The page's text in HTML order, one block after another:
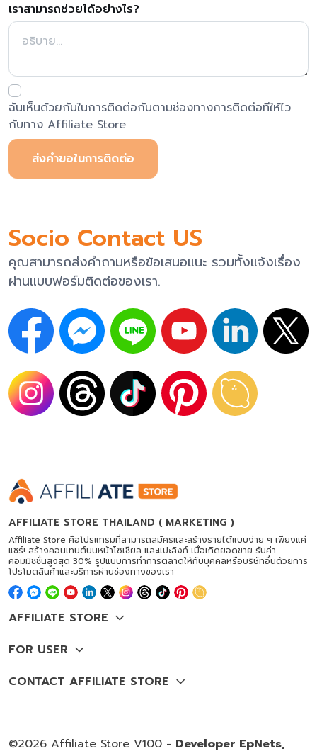
เราสามารถช่วยได้อย่างไร?
ฉันเห็นด้วยกับในการติดต่อกับตามช่องทางการติดต่อทีให้ไว
กับทาง Affiliate Store
ส่งคำขอในการติดต่อ
Socio Contact US
คุณสามารถส่งคำถามหรือข้อเสนอแนะ รวมทั้งแจ้งเรื่อง
ผ่านแบบฟอร์มติดต่อของเรา.
AFFILIATE STORE THAILAND ( MARKETING )
Affiliate Store คือโปรแกรมที่สามารถสมัครและสร้างรายได้แบบง่าย ๆ เพียงแค่
แชร์! สร้างคอนเทนต์บนหน้าโซเชียล และแปะลิงก์ เมื่อเกิดยอดขาย รับค่า
คอมมิชชั่นสูงสุด 30% รูปแบบการทำการตลาดให้กับบุคคลหรือบริษัทอื่นด้วยการ
โปรโมตสินค้าและบริการผ่านช่องทางของเรา
©2026 Affiliate Store V100 - Developer EpNets,